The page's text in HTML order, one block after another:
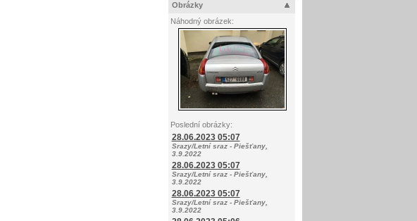
Obrázky
Náhodný obrázek:
Poslední obrázky:
28.06.2023 05:07
Srazy/Letní sraz - Piešťany,
3.9.2022
28.06.2023 05:07
Srazy/Letní sraz - Piešťany,
3.9.2022
28.06.2023 05:07
Srazy/Letní sraz - Piešťany,
3.9.2022